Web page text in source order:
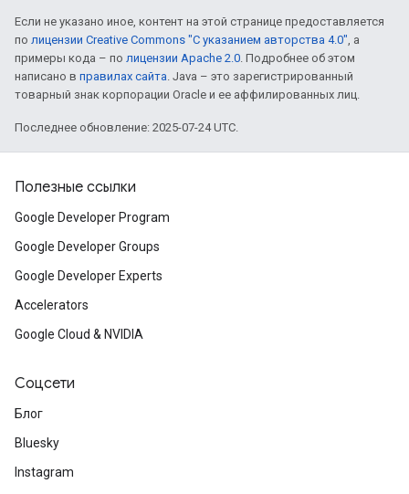
Если не указано иное, контент на этой странице предоставляется
по лицензии Creative Commons "С указанием авторства 4.0", а
примеры кода – по лицензии Apache 2.0. Подробнее об этом
написано в правилах сайта. Java – это зарегистрированный
товарный знак корпорации Oracle и ее аффилированных лиц.
Последнее обновление: 2025-07-24 UTC.
Полезные ссылки
Google Developer Program
Google Developer Groups
Google Developer Experts
Accelerators
Google Cloud & NVIDIA
Соцсети
Блог
Bluesky
Instagram